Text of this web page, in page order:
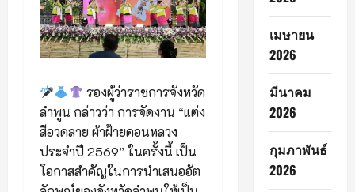
รองผู้ว่าราชการจังหวัด
ลำพูน กล่าวว่า การจัดงาน “แต่ง
สีอวดลาย ผ้าฝ้ายดอนหลวง
ประจำปี 2569” ในครั้งนี้ เป็น
โอกาสสำคัญในการนำเสนออัต
เมษายน
2026
มีนาคม
2026
กุมภาพันธ์
2026